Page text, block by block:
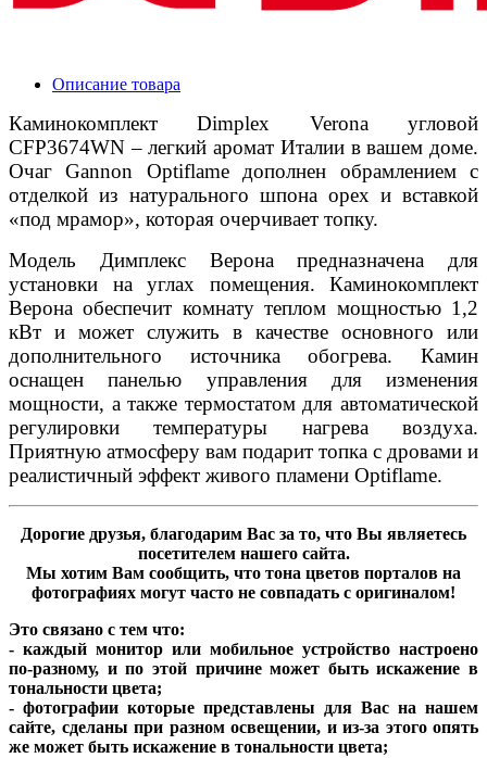
Описание товара
Каминокомплект Dimplex Verona угловой
CFP3674WN – легкий аромат Италии в вашем доме.
Очаг Gannon Optiflame дополнен обрамлением с
отделкой из натурального шпона орех и вставкой
«под мрамор», которая очерчивает топку.
Модель Димплекс Верона предназначена для
установки на углах помещения. Каминокомплект
Верона обеспечит комнату теплом мощностью 1,2
кВт и может служить в качестве основного или
дополнительного источника обогрева. Камин
оснащен панелью управления для изменения
мощности, а также термостатом для автоматической
регулировки температуры нагрева воздуха.
Приятную атмосферу вам подарит топка с дровами и
реалистичный эффект живого пламени Optiflame.
Дорогие друзья, благодарим Вас за то, что Вы являетесь
посетителем нашего сайта.
Мы хотим Вам сообщить, что тона цветов порталов на
фотографиях могут часто не совпадать с оригиналом!
Это связано с тем что:
- каждый монитор или мобильное устройство настроено
по-разному, и по этой причине может быть искажение в
тональности цвета;
- фотографии которые представлены для Вас на нашем
сайте, сделаны при разном освещении, и из-за этого опять
же может быть искажение в тональности цвета;